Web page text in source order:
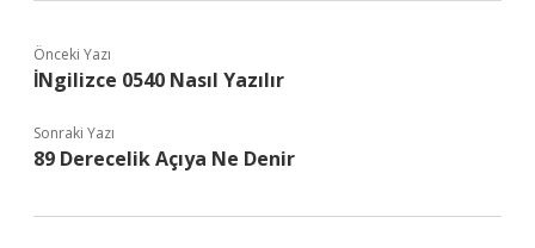
Önceki Yazı
İNgilizce 0540 Nasıl Yazılır
Sonraki Yazı
89 Derecelik Açıya Ne Denir